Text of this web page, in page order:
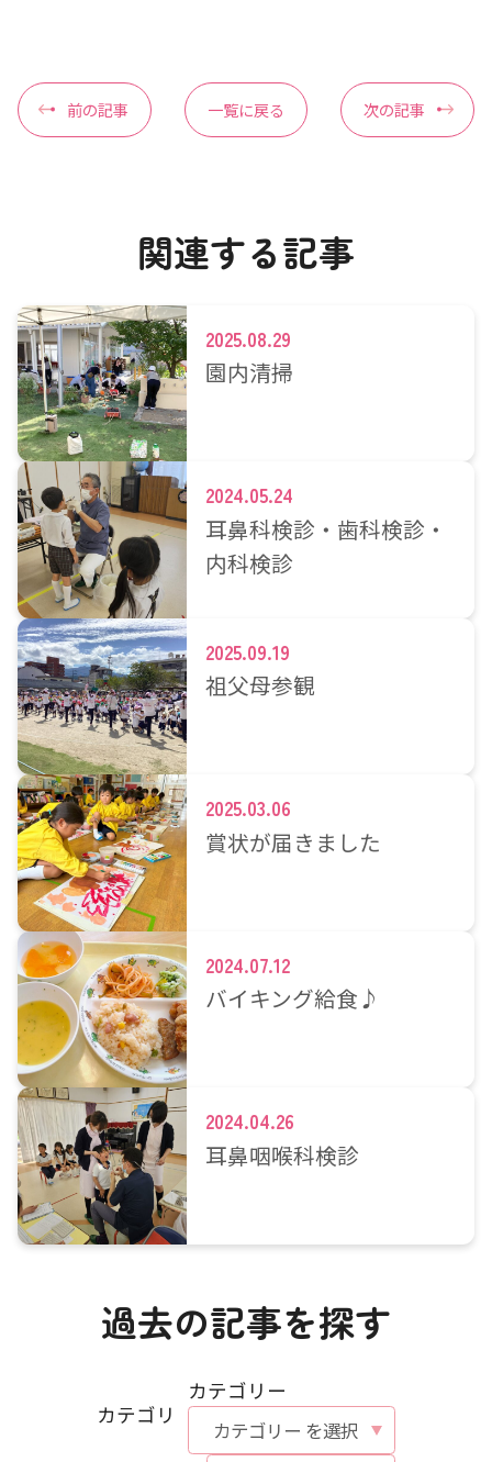
前の記事 一覧に戻る 次の記事
関連する記事
2025.08.29
園内清掃
2024.05.24
耳鼻科検診・歯科検診・
内科検診
2025.09.19
祖父母参観
2025.03.06
賞状が届きました
2024.07.12
バイキング給食♪
2024.04.26
耳鼻咽喉科検診
過去の記事を探す
カテゴリ
カテゴリー